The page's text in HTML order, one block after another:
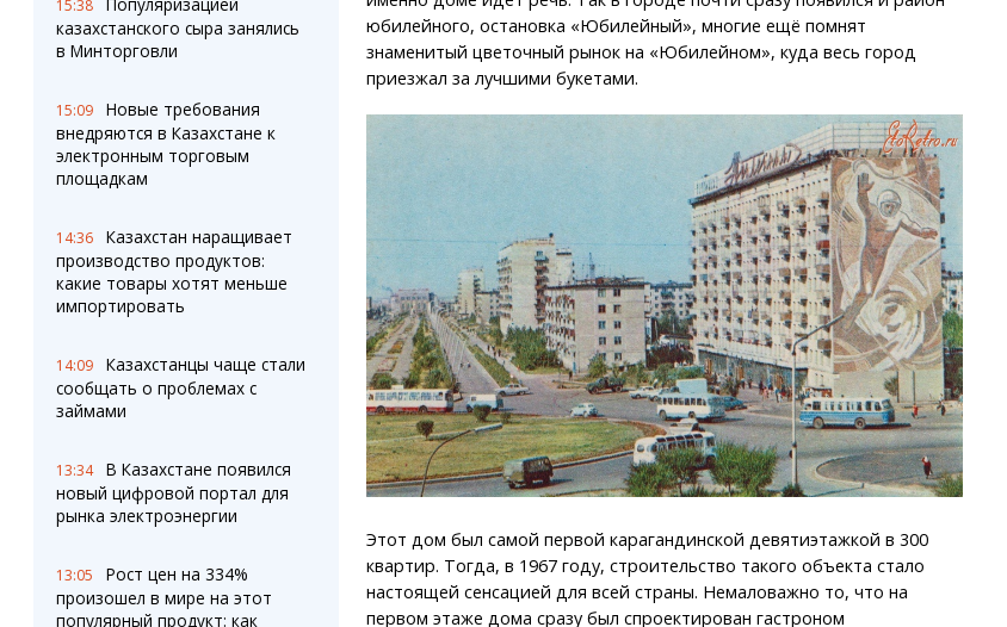
15:38
казахстанского сыра занялись
в Минторговли
15:09
Новые требования
внедряются в Казахстане к
электронным торговым
площадкам
14:36
Казахстан наращивает
производство продуктов:
какие товары хотят меньше
импортировать
14:09
Казахстанцы чаще стали
сообщать о проблемах с
займами
13:34
В Казахстане появился
новый цифровой портал для
рынка электроэнергии
13:05
Рост цен на 334%
произошел в мире на этот
популярный продукт: как
юбилейного, остановка «Юбилейный», многие ещё помнят
знаменитый цветочный рынок на «Юбилейном», куда весь город
приезжал за лучшими букетами.
Этот дом был самой первой карагандинской девятиэтажкой в 300
квартир. Тогда, в 1967 году, строительство такого объекта стало
настоящей сенсацией для всей страны. Немаловажно то, что на
первом этаже дома сразу был спроектирован гастроном